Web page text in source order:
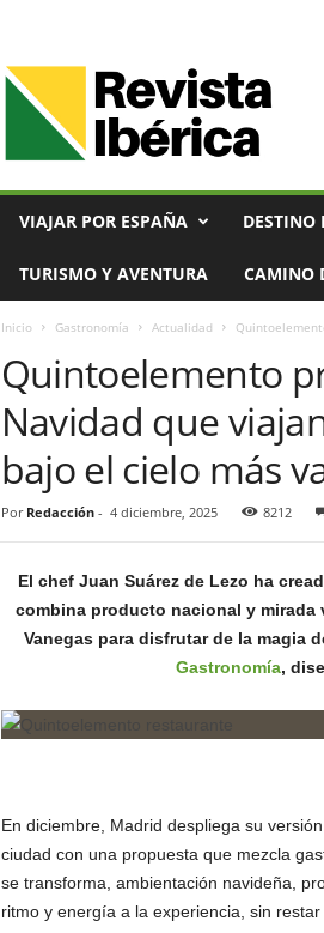
VIAJAR POR ESPAÑA DESTINO
TURISMO Y AVENTURA CAMINO
Inicio Gastronomía Actualidad
Quintoelemento
Navidad que
bajo el cielo más
Por Redacción- 4 diciembre, 2025 8212
El chef Juan Suárez de Lezo ha
combina producto nacional y mirada
Vanegas para disfrutar de la magia
Gastronomía,
En diciembre, Madrid despliega su
ciudad con una propuesta que mezcla
se transforma, ambientación navideña,
ritmo y energía a la experiencia, sin